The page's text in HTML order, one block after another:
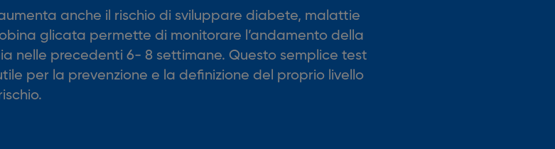
anche il rischio di sviluppare diabete, malattie
glicata permette di monitorare l’andamento della
nelle precedenti 6- 8 settimane. Questo semplice test
per la prevenzione e la definizione del proprio livello